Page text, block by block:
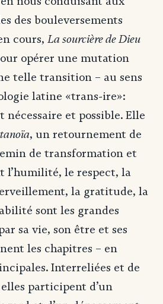
des bouleversements
cours, La sourcière de Dieu
opérer une mutation
telle transition – au sens
latine «trans-ire»:
nécessaire et possible. Elle
, un retournement de
de transformation et
l’humilité, le respect, la
la gratitude, la
sont les grandes
sa vie, son être et ses
les chapitres – en
Interreliées et de
participent d’un